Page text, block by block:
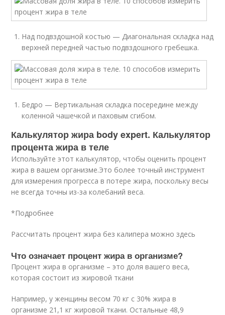
Над подвздошной костью — Диагональная складка над
верхней передней частью подвздошного гребешка.
Бедро — Вертикальная складка посередине между
коленной чашечкой и паховым сгибом.
Калькулятор жира body expert. Калькулятор
процента жира в теле
Используйте этот калькулятор, чтобы оценить процент
жира в вашем организме.Это более точный инструмент
для измерения прогресса в потере жира, поскольку весы
не всегда точны из-за колебаний веса.
*Подробнее
Рассчитать процент жира без калипера можно здесь
Что означает процент жира в организме?
Процент жира в организме – это доля вашего веса,
которая состоит из жировой ткани
Например, у женщины весом 70 кг с 30% жира в
организме 21,1 кг жировой ткани. Остальные 48,9